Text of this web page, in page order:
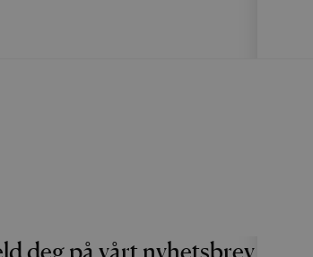
deg på vårt nyhetsbrev